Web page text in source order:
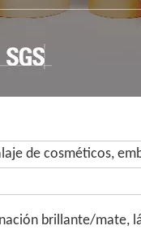
de cosméticos,
brillante/mate,